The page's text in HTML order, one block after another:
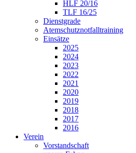
HLF 20/16
TLF 16/25
Dienstgrade
Atemschutznotfalltraining
Einsätze
2025
2024
2023
2022
2021
2020
2019
2018
2017
2016
Verein
Vorstandschaft